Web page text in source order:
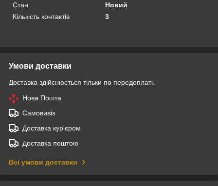
Стан
Новий
Кількість контактів
3
Умови доставки
Доставка здійснюється тільки по передоплаті.
Нова Пошта
Самовивіз
Доставка кур'єром
Доставка поштою
Всі умови доставки